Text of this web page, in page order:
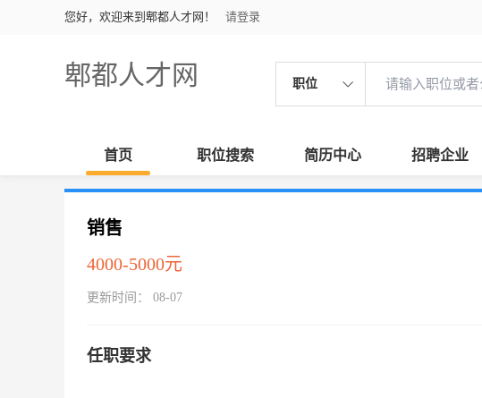
您好，欢迎来到郫都人才网！ 请登录
郫都人才网 职位
首页 职位搜索 简历中心 招聘企业
销售
4000-5000元
更新时间： 08-07
任职要求